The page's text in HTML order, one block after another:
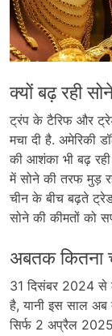
क्यों बढ़ रही
ट्रंप के टैरिफ और
मचा दी है. अमेरिकी
की आशंका भी बढ़
में सोने की तरफ मुड़
चीन के बीच बढ़ते
सोने की कीमतों को
अबतक कितना
31 दिसंबर 2024 से
है, यानी इस साल अब
सिर्फ 2 अप्रैल